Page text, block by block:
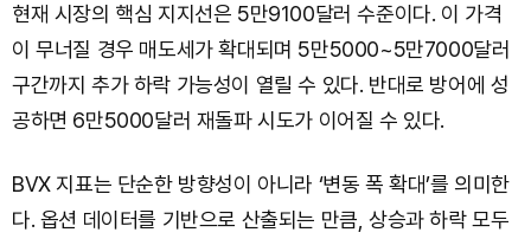
현재 시장의 핵심 지지선은 5만9100달러 수준이다. 이 가격
이 무너질 경우 매도세가 확대되며 5만5000~5만7000달러
구간까지 추가 하락 가능성이 열릴 수 있다. 반대로 방어에 성
공하면 6만5000달러 재돌파 시도가 이어질 수 있다.
BVX 지표는 단순한 방향성이 아니라 ‘변동 폭 확대’를 의미한
다. 옵션 데이터를 기반으로 산출되는 만큼, 상승과 하락 모두